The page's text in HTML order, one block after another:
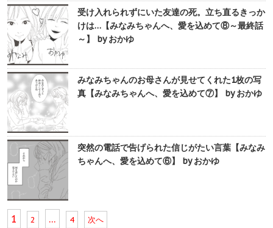
受け入れられずにいた友達の死。立ち直るきっか
けは…【みなみちゃんへ、愛を込めて⑧～最終話
～】 by おかゆ
みなみちゃんのお母さんが見せてくれた1枚の写
真【みなみちゃんへ、愛を込めて⑦】 by おかゆ
突然の電話で告げられた信じがたい言葉【みなみ
ちゃんへ、愛を込めて⑥】 by おかゆ
1 2 … 4 次へ